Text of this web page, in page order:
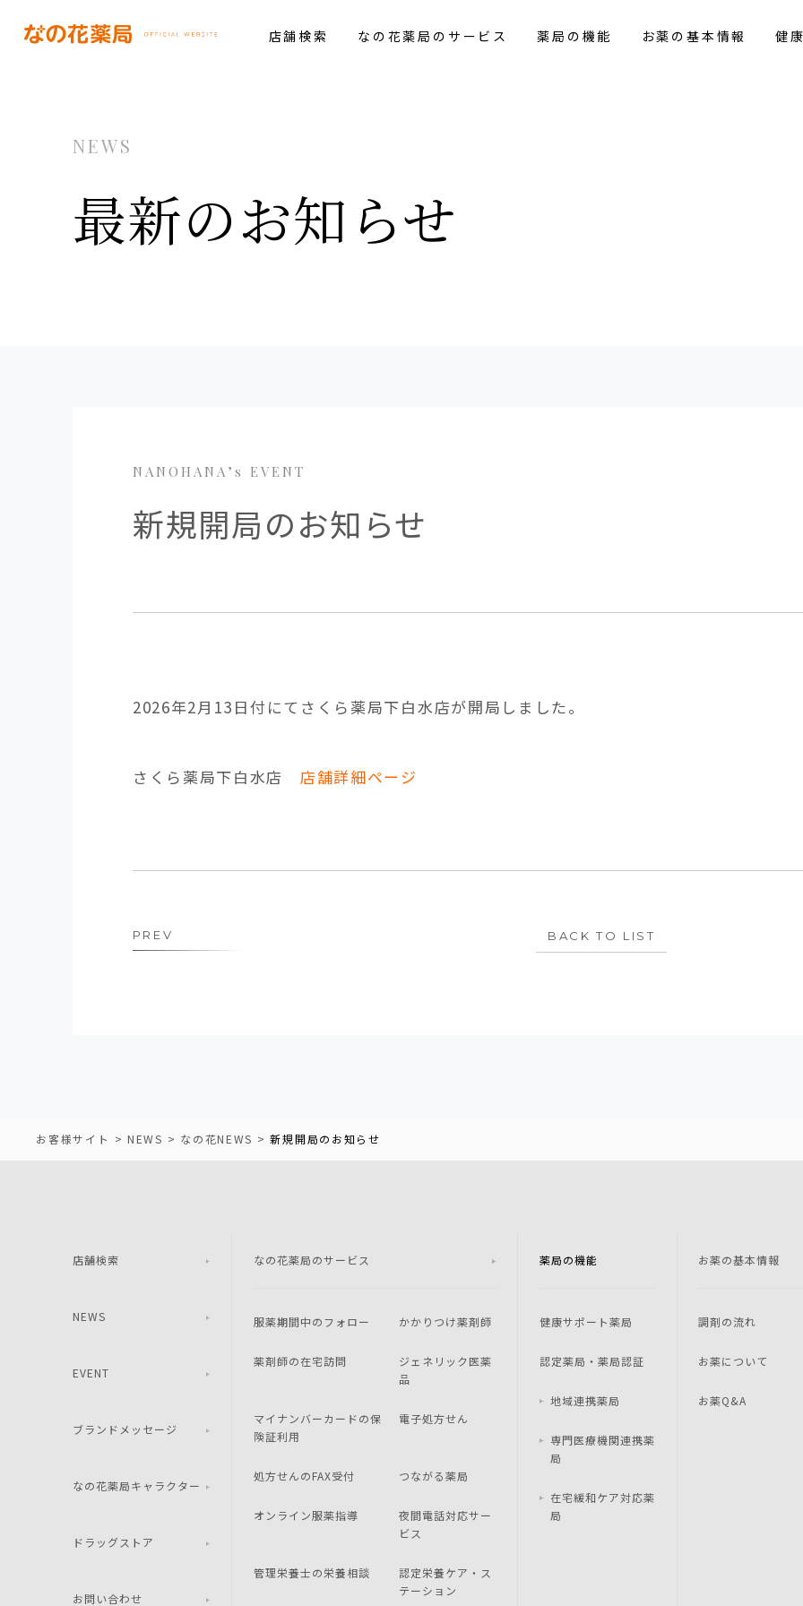
店舗検索 なの花薬局のサービス 薬局の機能 お薬の基本情報 健
NEWS
最新のお知らせ
NANOHANA’s EVENT
新規開局のお知らせ
2026年2月13日付にて さくら薬局下白水店が開局しました。
さくら薬局下白水店 店舗詳細ページ
PREV BACK TO LIST
お客様サイト NEWS なの花NEWS 新規開局のお知らせ
店舗検索
NEWS
EVENT
ブランドメッセージ
なの花薬局キャラクター
ドラッグストア
お問い合わせ
なの花薬局のサービス
服薬期間中のフォロー かかりつけ薬剤師
薬剤師の在宅訪問
ジェネリック医薬
品
マイナンバーカードの保
険証利用
電子処方せん
処方せんのFAX受付 つながる薬局
オンライン服薬指導
夜間電話対応サー
ビス
管理栄養士の栄養相談
認定栄養ケア・ス
テーション
薬局の機能
健康サポート薬局
認定薬局・薬局認証
地域連携薬局
専門医療機関連携薬
局
在宅緩和ケア対応薬
局
お薬の基本情報
調剤の流れ
お薬について
お薬Q&A